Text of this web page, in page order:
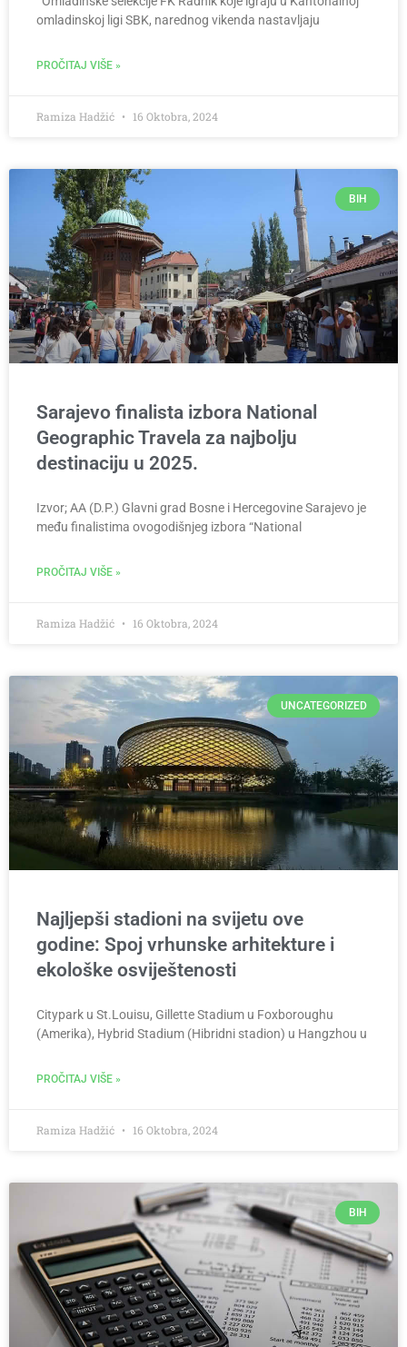
omladinskoj ligi SBK, narednog vikenda nastavljaju
PROČITAJ VIŠE »
Ramiza Hadžić 16 Oktobra, 2024
BIH
Sarajevo finalista izbora National
Geographic Travela za najbolju
destinaciju u 2025.
Izvor; AA (D.P.) Glavni grad Bosne i Hercegovine Sarajevo je
među finalistima ovogodišnjeg izbora “National
PROČITAJ VIŠE »
Ramiza Hadžić 16 Oktobra, 2024
UNCATEGORIZED
Najljepši stadioni na svijetu ove
godine: Spoj vrhunske arhitekture i
ekološke osviještenosti
Citypark u St.Louisu, Gillette Stadium u Foxboroughu
(Amerika), Hybrid Stadium (Hibridni stadion) u Hangzhou u
PROČITAJ VIŠE »
Ramiza Hadžić 16 Oktobra, 2024
BIH